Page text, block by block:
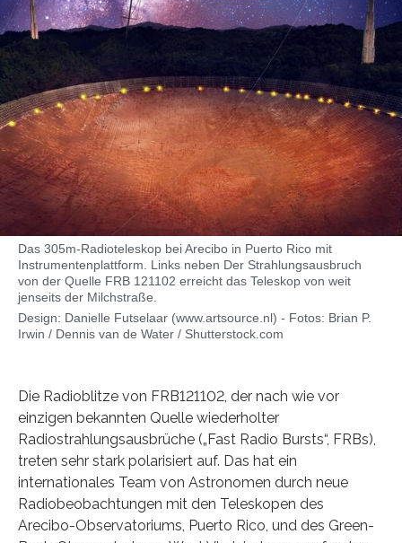
Das 305m-Radioteleskop bei Arecibo in Puerto Rico mit
Instrumentenplattform. Links neben Der Strahlungsausbruch
von der Quelle FRB 121102 erreicht das Teleskop von weit
jenseits der Milchstraße.
Design: Danielle Futselaar (www.artsource.nl) - Fotos: Brian P.
Irwin / Dennis van de Water / Shutterstock.com
Die Radioblitze von FRB121102, der nach wie vor
einzigen bekannten Quelle wiederholter
Radiostrahlungsausbrüche („Fast Radio Bursts“, FRBs),
treten sehr stark polarisiert auf. Das hat ein
internationales Team von Astronomen durch neue
Radiobeobachtungen mit den Teleskopen des
Arecibo-Observatoriums, Puerto Rico, und des Green-